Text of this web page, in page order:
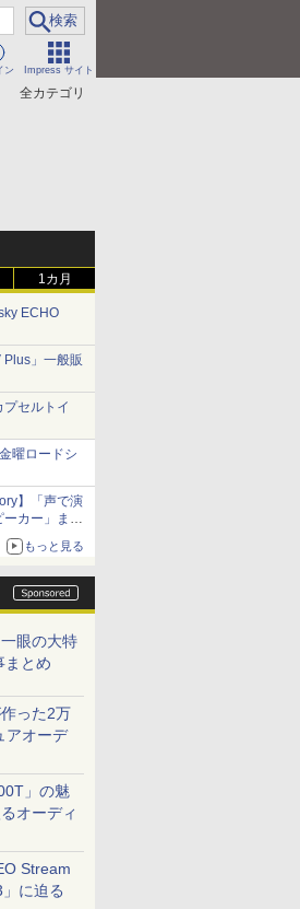
ン Impress サイト
全カテゴリ
1カ月
ECHO
Plus」一般販
セルトイ
曜ロードシ
】「声で演
カー」ま
た
もっと見る
眼の大特
まとめ
った2万
アオーデ
」の魅
オーディ
Stream
に迫る